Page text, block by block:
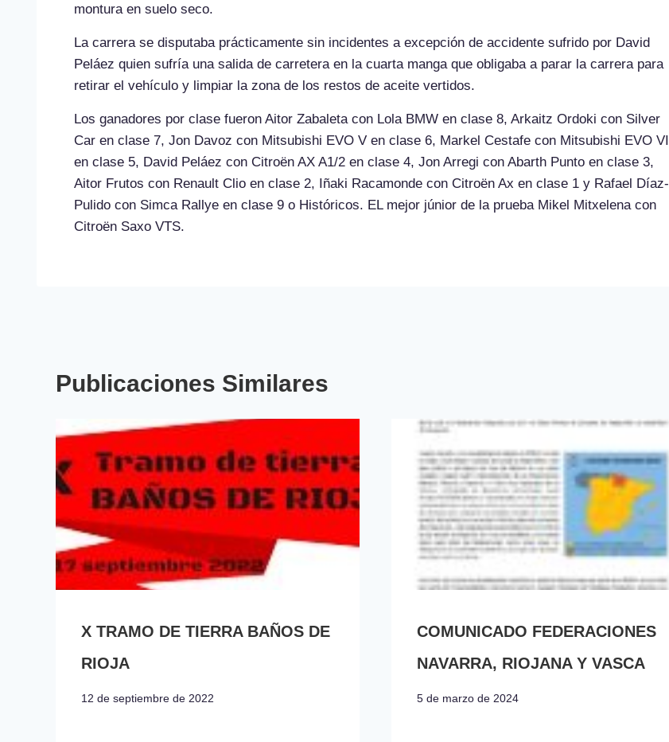
montura en suelo seco.
La carrera se disputaba prácticamente sin incidentes a excepción de accidente sufrido por David
Peláez quien sufría una salida de carretera en la cuarta manga que obligaba a parar la carrera para
retirar el vehículo y limpiar la zona de los restos de aceite vertidos.
Los ganadores por clase fueron Aitor Zabaleta con Lola BMW en clase 8, Arkaitz Ordoki con Silver
Car en clase 7, Jon Davoz con Mitsubishi EVO V en clase 6, Markel Cestafe con Mitsubishi EVO VI
en clase 5, David Peláez con Citroën AX A1/2 en clase 4, Jon Arregi con Abarth Punto en clase 3,
Aitor Frutos con Renault Clio en clase 2, Iñaki Racamonde con Citroën Ax en clase 1 y Rafael Díaz-
Pulido con Simca Rallye en clase 9 o Históricos. EL mejor júnior de la prueba Mikel Mitxelena con
Citroën Saxo VTS.
Publicaciones Similares
X TRAMO DE TIERRA BAÑOS DE
RIOJA
12 de septiembre de 2022
COMUNICADO FEDERACIONES
NAVARRA, RIOJANA Y VASCA
5 de marzo de 2024